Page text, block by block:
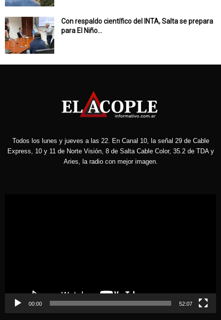
Con respaldo científico del INTA, Salta se prepara
para El Niño...
Todos los lunes y jueves a las 22. En Canal 10, la señal 29 de Cable
Express, 10 y 11 de Norte Visión, 8 de Salta Cable Color, 35.2 de TDA y
Aries, la radio con mejor imagen.
00:00 52:07